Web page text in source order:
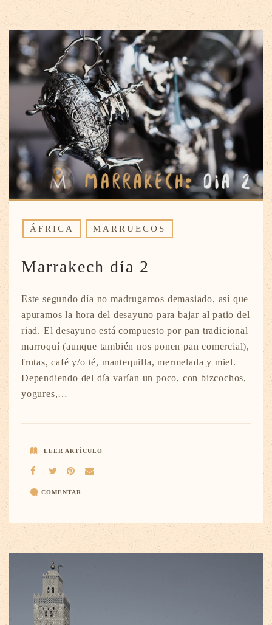
ÁFRICA MARRUECOS
Marrakech día 2
Este segundo día no madrugamos demasiado, así que
apuramos la hora del desayuno para bajar al patio del
riad. El desayuno está compuesto por pan tradicional
marroquí (aunque también nos ponen pan comercial),
frutas, café y/o té, mantequilla, mermelada y miel.
Dependiendo del día varían un poco, con bizcochos,
yogures,…
LEER ARTÍCULO
COMENTAR